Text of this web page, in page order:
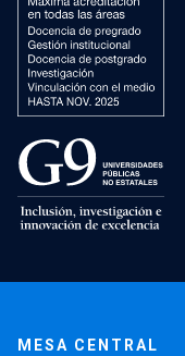
MESA CENTRAL